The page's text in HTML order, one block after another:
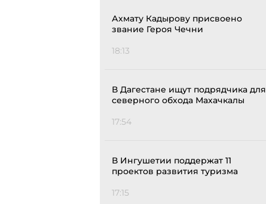
Ахмату Кадырову присвоено
звание Героя Чечни
18:13
В Дагестане ищут подрядчика для
северного обхода Махачкалы
17:54
В Ингушетии поддержат 11
проектов развития туризма
17:15